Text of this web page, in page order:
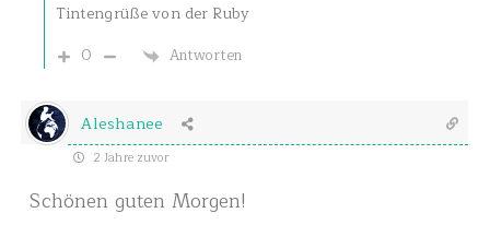
Tintengrüße von der Ruby
0
Antworten
Aleshanee
2 Jahre zuvor
Schönen guten Morgen!